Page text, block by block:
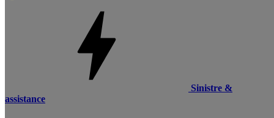
Sinistre &
assistance